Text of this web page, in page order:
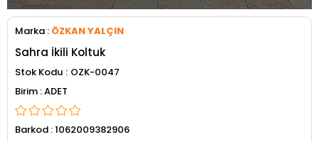
Marka : ÖZKAN YALÇIN
Sahra İkili Koltuk
Stok Kodu
OZK-0047
ADET
Barkod :1062009382906